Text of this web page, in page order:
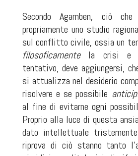
Secondo Agamben, ciò
propriamente uno studio
sul conflitto civile, ossia un
filosoficamentela crisi e
tentativo, deve aggiungersi,
si attualizza nel desiderio
risolvere e se possibile
al fine di evitarne ogni
Proprio alla luce di questa
dato intellettuale
riprova di ciò stanno tanto